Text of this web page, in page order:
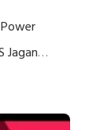
Jagan